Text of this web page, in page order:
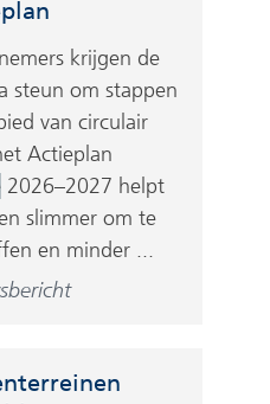
krijgen de
steun om stappen
van circulair
Actieplan
2026–2027 helpt
slimmer om te
en minder ...